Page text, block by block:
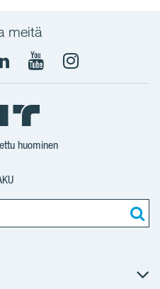
meitä
YIT
Corporation
Instagram
huominen